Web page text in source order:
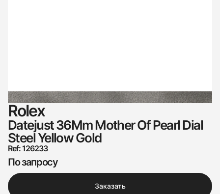
Rolex
Datejust 36Mm Mother Of Pearl Dial
Steel Yellow Gold
Ref: 126233
По запросу
Заказать